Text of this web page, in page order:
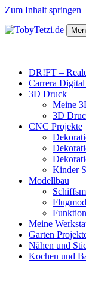
Zum Inhalt springen
DR!FT –
Carrera
3D Druck
Meine
3D
CNC Projekte
Kinder
Modellbau
Meine
Garten
Nähen und
Kochen und